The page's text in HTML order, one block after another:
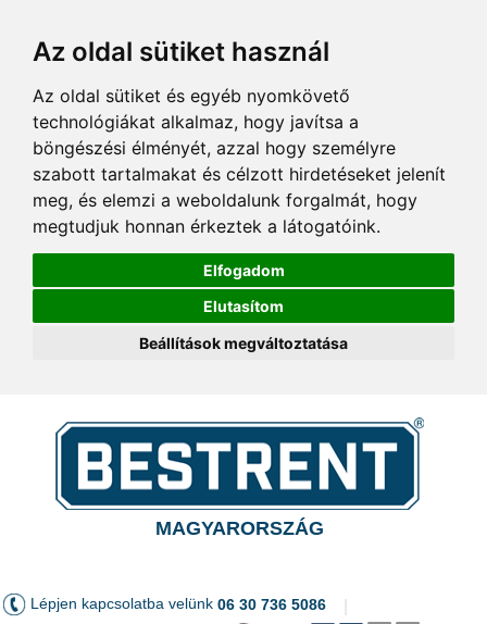
Az oldal sütiket használ
Az oldal sütiket és egyéb nyomkövető
technológiákat alkalmaz, hogy javítsa a
böngészési élményét, azzal hogy személyre
szabott tartalmakat és célzott hirdetéseket jelenít
meg, és elemzi a weboldalunk forgalmát, hogy
megtudjuk honnan érkeztek a látogatóink.
Elfogadom
Elutasítom
Beállítások megváltoztatása
MAGYARORSZÁG
Lépjen kapcsolatba velünk 06 30 736 5086